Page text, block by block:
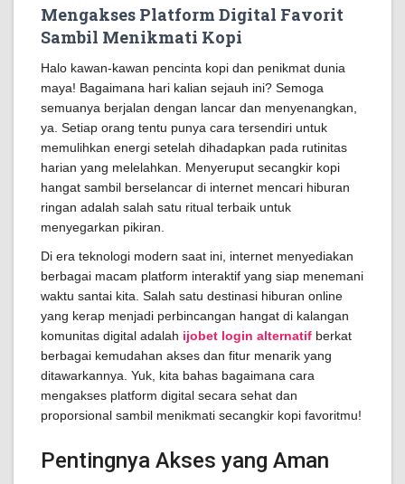
Mengakses Platform Digital Favorit
Sambil Menikmati Kopi
Halo kawan-kawan pencinta kopi dan penikmat dunia
maya! Bagaimana hari kalian sejauh ini? Semoga
semuanya berjalan dengan lancar dan menyenangkan,
ya. Setiap orang tentu punya cara tersendiri untuk
memulihkan energi setelah dihadapkan pada rutinitas
harian yang melelahkan. Menyeruput secangkir kopi
hangat sambil berselancar di internet mencari hiburan
ringan adalah salah satu ritual terbaik untuk
menyegarkan pikiran.
Di era teknologi modern saat ini, internet menyediakan
berbagai macam platform interaktif yang siap menemani
waktu santai kita. Salah satu destinasi hiburan online
yang kerap menjadi perbincangan hangat di kalangan
komunitas digital adalah ijobet login alternatif berkat
berbagai kemudahan akses dan fitur menarik yang
ditawarkannya. Yuk, kita bahas bagaimana cara
mengakses platform digital secara sehat dan
proporsional sambil menikmati secangkir kopi favoritmu!
Pentingnya Akses yang Aman